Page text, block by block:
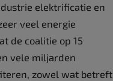
elektrificatie en
veel energie
de coalitie op 15
vele miljarden
zowel wat betreft